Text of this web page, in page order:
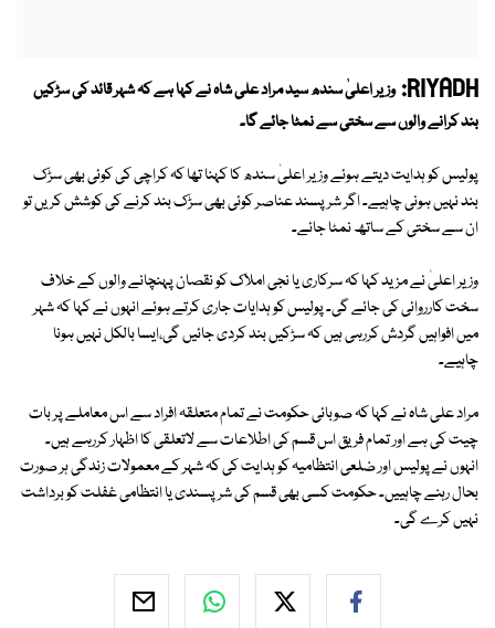
RIYADH: وزیر اعلیٰ سندھ سید مراد علی شاہ نے کہا ہے کہ شہر قائد کی سڑکیں
بند کرانے والوں سے سختی سے نمٹا جائے گا۔
پولیس کو ہدایت دیتے ہوئے وزیر اعلیٰ سندھ کا کہنا تھا کہ کراچی کی کوئی بھی سڑک
بند نہیں ہونی چاہیے۔ اگر شرپسند عناصر کوئی بھی سڑک بند کرنے کی کوشش کریں تو
ان سے سختی کے ساتھ نمٹا جائے۔
وزیر اعلیٰ نے مزید کہا کہ سرکاری یا نجی املاک کو نقصان پہنچانے والوں کے خلاف
سخت کارروائی کی جائے گی۔ پولیس کو ہدایات جاری کرتے ہوئے انہوں نے کہا کہ شہر
میں افواہیں گردش کررہی ہیں کہ سڑکیں بند کردی جائیں گی،ایسا بالکل نہیں ہونا
چاہیے۔
مراد علی شاہ نے کہا کہ صوبائی حکومت نے تمام متعلقہ افراد سے اس معاملے پر بات
چیت کی ہے اور تمام فریق اس قسم کی اطلاعات سے لاتعلقی کا اظہار کررہے ہیں۔
انہوں نے پولیس اور ضلعی انتظامیہ کو ہدایت کی کہ شہر کے معمولات زندگی ہر صورت
بحال رہنے چاہییں۔ حکومت کسی بھی قسم کی شرپسندی یا انتظامی غفلت کو برداشت
نہیں کرے گی۔